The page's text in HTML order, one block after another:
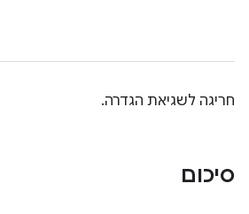
חריגה לשגיאת הגדרה.
סיכום